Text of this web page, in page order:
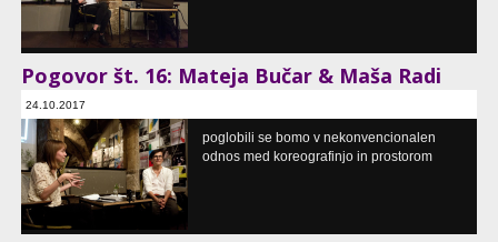
Pogovor št. 16: Mateja Bučar & Maša Radi
24.10.2017
serija pogovoriv o koreografski praksi
Pritličje, Ljubljana, SI
poglobili se bomo v nekonvencionalen
odnos med koreografinjo in prostorom